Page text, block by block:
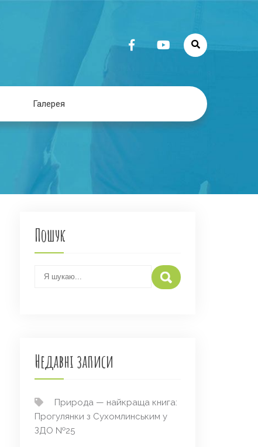
Галерея
Пошук
Недавні записи
Природа — найкраща книга:
Прогулянки з Сухомлинським у
ЗДО №25